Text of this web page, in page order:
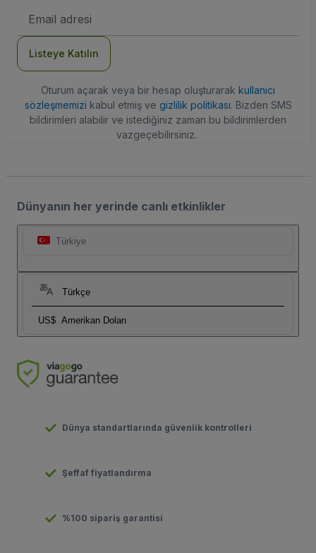
posta
Listeye Katılın
Oturum açarak veya bir hesap oluşturarak kullanıcı
sözleşmemizi kabul etmiş ve gizlilik politikası. Bizden SMS
bildirimleri alabilir ve istediğiniz zaman bu bildirimlerden
vazgeçebilirsiniz.
Dünyanın her yerinde canlı etkinlikler
Türkiye
Türkçe
US$ Amerikan Doları
Dünya standartlarında güvenlik kontrolleri
Şeffaf fiyatlandırma
%100 sipariş garantisi